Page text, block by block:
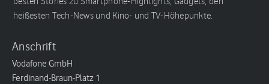
heißesten Tech-News und Kino- und TV-Höhepunkte.
Anschrift
Vodafone GmbH
Ferdinand-Braun-Platz 1